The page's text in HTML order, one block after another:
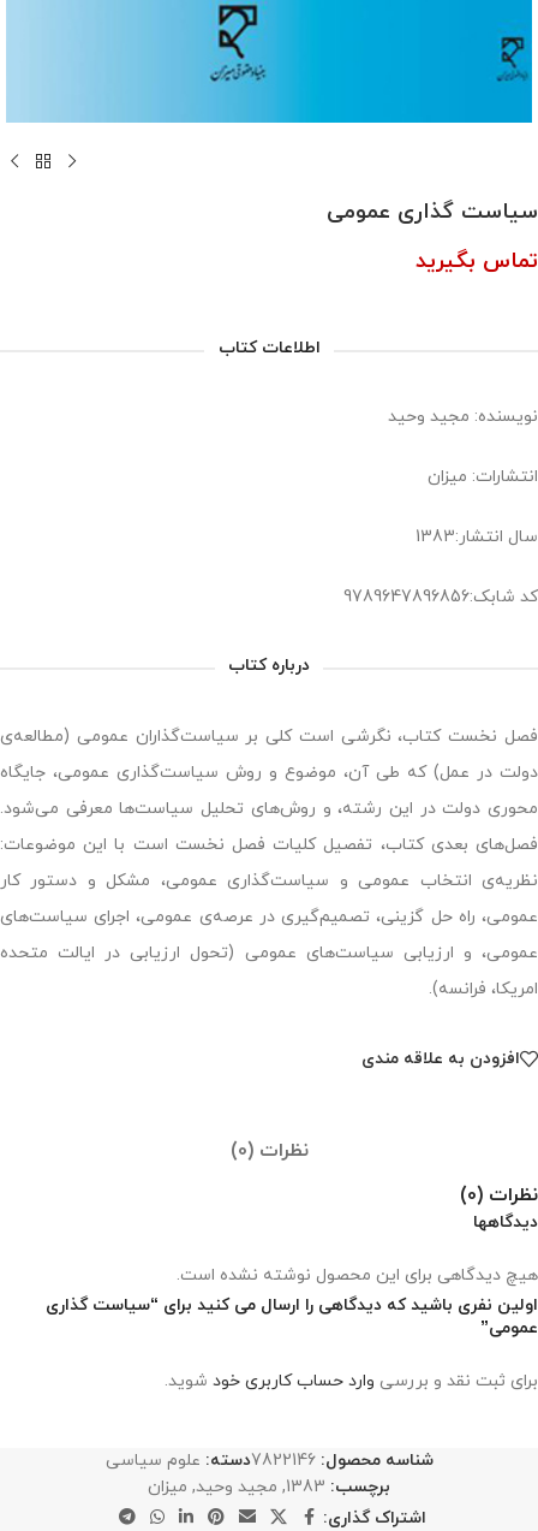
سیاست گذاری عمومی
تماس بگیرید
اطلاعات کتاب
نویسنده: مجید وحید
انتشارات: میزان
سال انتشار:1383
کد شابک:9789647896856
درباره کتاب
فصل نخست کتاب، نگرشی است کلی بر سیاست‌گذاران عمومی (مطالعه‌ی
دولت در عمل) که طی آن، موضوع و روش سیاست‌گذاری عمومی، جایگاه
محوری دولت در این رشته، و روش‌های تحلیل سیاست‌ها معرفی می‌شود.
فصل‌های بعدی کتاب، تفصیل کلیات فصل نخست است با این موضوعات:
نظریه‌ی انتخاب عمومی و سیاست‌گذاری عمومی، مشکل و دستور کار
عمومی، راه حل گزینی، تصمیم‌گیری در عرصه‌ی عمومی، اجرای سیاست‌های
عمومی، و ارزیابی سیاست‌های عمومی (تحول ارزیابی در ایالت متحده
امریکا، فرانسه).
افزودن به علاقه مندی
نظرات (0)
نظرات (0)
دیدگاهها
هیچ دیدگاهی برای این محصول نوشته نشده است.
اولین نفری باشید که دیدگاهی را ارسال می کنید برای “سیاست گذاری
عمومی”
برای ثبت نقد و بررسی وارد حساب کاربری خود شوید.
شناسه محصول:7822146دسته: علوم سیاسی
برچسب: 1383
, مجید وحید, میزان
اشتراک گذاری: